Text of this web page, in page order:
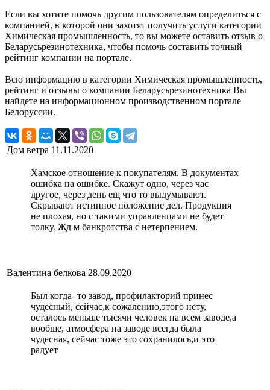
Если вы хотите помочь другим пользователям определиться с
компанией, в которой они захотят получить услуги категории
Химическая промышленность, то вы можете оставить отзыв о
Беларусьрезинотехника, чтобы помочь составить точный
рейтинг компании на портале.
Всю информацию в категории Химическая промышленность,
рейтинг и отзывы о компании Беларусьрезинотехника Вы
найдете на информационном производственном портале
Белоруссии.
Дом ветра 11.11.2020
Хамское отношение к покупателям. В документах
ошибка на ошибке. Скажут одно, через час
другое, через день ещ что то выдумывают.
Скрывают истинное положение дел. Продукция
не плохая, но с такими управленцами не будет
толку. Жд м банкротства с нетерпением.
Валентина белкова 28.09.2020
Был когда- то завод, профилакторий принес
чудесный, сейчас,к сожалению,этого нету,
осталось меньше тысячи человек на всем заводе,а
вообще, атмосфера на заводе всегда была
чудесная, сейчас тоже это сохранилось,и это
радует